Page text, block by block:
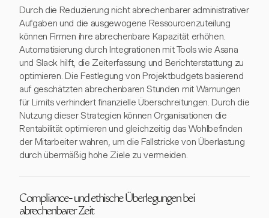
Durch die Reduzierung nicht abrechenbarer administrativer
Aufgaben und die ausgewogene Ressourcenzuteilung
können Firmen ihre abrechenbare Kapazität erhöhen.
Automatisierung durch Integrationen mit Tools wie Asana
und Slack hilft, die Zeiterfassung und Berichterstattung zu
optimieren. Die Festlegung von Projektbudgets basierend
auf geschätzten abrechenbaren Stunden mit Warnungen
für Limits verhindert finanzielle Überschreitungen. Durch die
Nutzung dieser Strategien können Organisationen die
Rentabilität optimieren und gleichzeitig das Wohlbefinden
der Mitarbeiter wahren, um die Fallstricke von Überlastung
durch übermäßig hohe Ziele zu vermeiden.
Compliance- und ethische Überlegungen bei
abrechenbarer Zeit